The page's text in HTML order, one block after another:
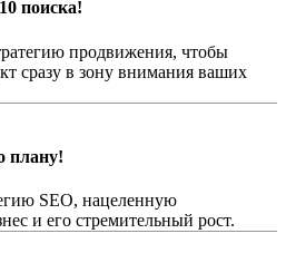
поиска!
продвижения, чтобы
сразу в зону внимания ваших
плану!
SEO, нацеленную
и его стремительный рост.